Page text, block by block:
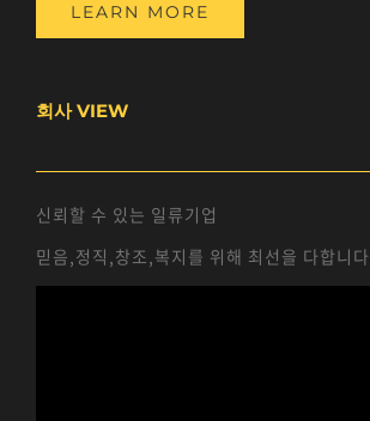
LEARN MORE
회사 VIEW
신뢰할 수 있는 일류기업
믿음,정직,창조,복지를 위해 최선을 다합니다